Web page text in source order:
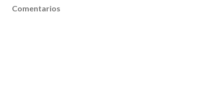
Comentarios